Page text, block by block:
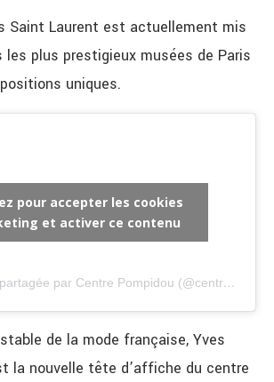
Saint Laurent est actuellement mis
les plus prestigieux musées de Paris
uniques.
Une publication partagée par Centre Pompidou (@centrepompidou)
pour accepter les cookies
et activer ce contenu
de la mode française, Yves
la nouvelle tête d’affiche du centre